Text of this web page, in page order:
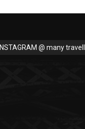
INSTAGRAM @ many